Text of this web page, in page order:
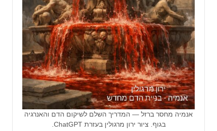
אנמיה מחסר ברזל — המדריך השלם לשיקום הדם והאנרגיה
בגוף. ציור ירון מרגולין בעזרת ChatGPT.